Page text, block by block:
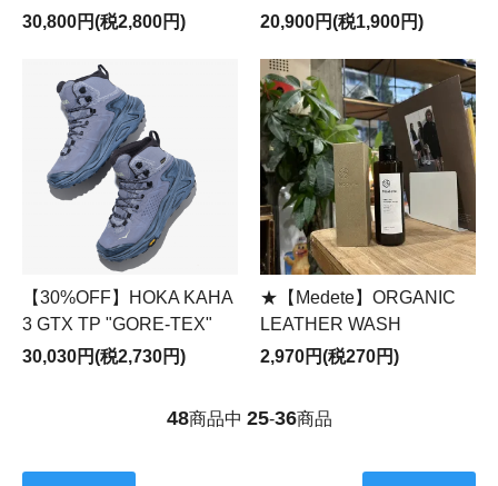
30,800円(税2,800円)
20,900円(税1,900円)
【30%OFF】HOKA KAHA
3 GTX TP "GORE-TEX"
30,030円(税2,730円)
★【Medete】ORGANIC
LEATHER WASH
2,970円(税270円)
48商品中 25-36商品